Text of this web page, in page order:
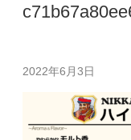
2022年6月3日